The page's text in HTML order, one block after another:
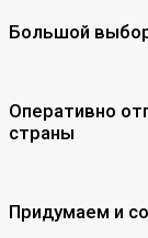
Большой
Оперативно
страны
Придумаем и